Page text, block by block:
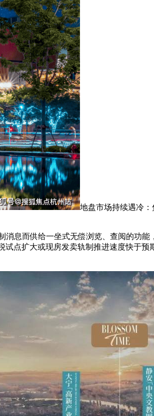
地盘市场持续遇冷
而供给一坐式无偿浏览、查阅的功能
点扩大或现房发卖轨制推进速度快于预